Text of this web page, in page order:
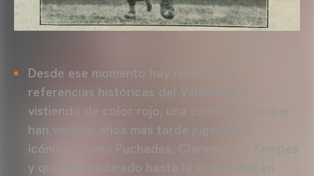
Desde ese momento hay numerosas
referencias históricas del Valencia FC
vistiendo de color rojo, una combinación que
han vestido años más tarde jugadores
icónicos como Puchades, Claramunt o Kempes
y que ha perdurado hasta la actualidad en